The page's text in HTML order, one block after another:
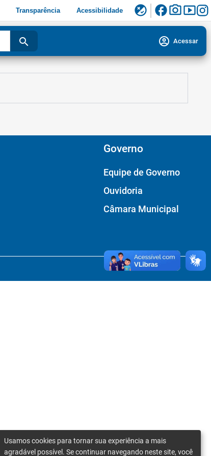
Transparência Acessibilidade flaky facebookphoto_camerasmart_display
search account_circle Acessar
Governo
Equipe de Governo
Ouvidoria
Câmara Municipal
Usamos cookies para tornar sua experiência a mais
agradável possível. Se continuar navegando neste site, você